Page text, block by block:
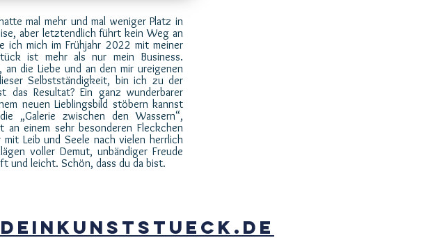
mal mehr und mal weniger Platz in
aber letztendlich führt kein Weg an
ich mich im Frühjahr 2022 mit meiner
ist mehr als nur mein Business.
die Liebe und an den mir ureigenen
Selbstständigkeit, bin ich zu der
Resultat? Ein ganz wunderbarer
neuen Lieblingsbild stöbern kannst
„Galerie zwischen den Wassern“,
einem sehr besonderen Fleckchen
Leib und Seele nach vielen herrlich
voller Demut, unbändiger Freude
und leicht. Schön, dass du da bist.